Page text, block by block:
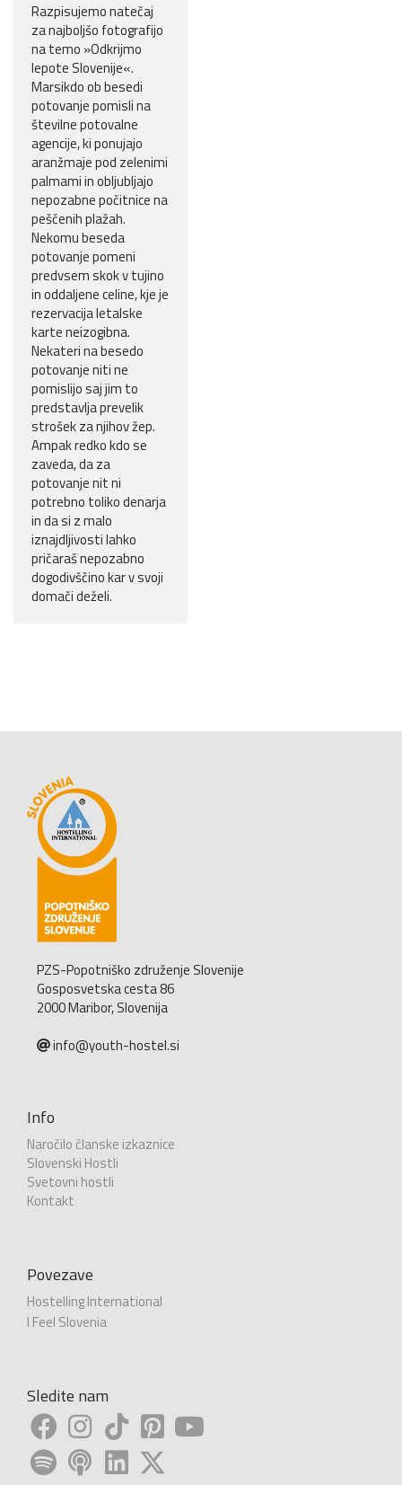
Razpisujemo natečaj
za najboljšo fotografijo
na temo »Odkrijmo
lepote Slovenije«.
Marsikdo ob besedi
potovanje pomisli na
številne potovalne
agencije, ki ponujajo
aranžmaje pod zelenimi
palmami in obljubljajo
nepozabne počitnice na
peščenih plažah.
Nekomu beseda
potovanje pomeni
predvsem skok v tujino
in oddaljene celine, kje je
rezervacija letalske
karte neizogibna.
Nekateri na besedo
potovanje niti ne
pomislijo saj jim to
predstavlja prevelik
strošek za njihov žep.
Ampak redko kdo se
zaveda, da za
potovanje nit ni
potrebno toliko denarja
in da si z malo
iznajdljivosti lahko
pričaraš nepozabno
dogodivščino kar v svoji
domači deželi.
PZS-Popotniško združenje Slovenije
Gosposvetska cesta 86
2000 Maribor, Slovenija
info@youth-hostel.si
Info
Naročilo članske izkaznice
Slovenski Hostli
Svetovni hostli
Kontakt
Povezave
Hostelling International
I Feel Slovenia
Sledite nam